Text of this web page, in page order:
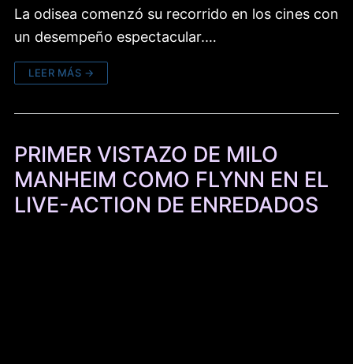
La odisea comenzó su recorrido en los cines con
un desempeño espectacular.…
LEER MÁS →
PRIMER VISTAZO DE MILO
MANHEIM COMO FLYNN EN EL
LIVE-ACTION DE ENREDADOS